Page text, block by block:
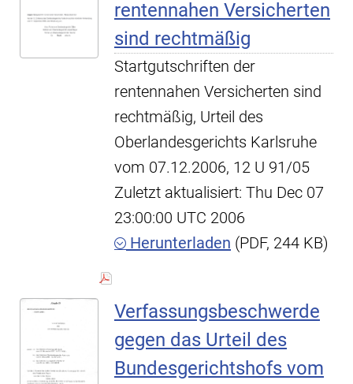
rentennahen Versicherten
sind rechtmäßig
Startgutschriften der
rentennahen Versicherten sind
rechtmäßig, Urteil des
Oberlandesgerichts Karlsruhe
vom 07.12.2006, 12 U 91/05
Zuletzt aktualisiert: Thu Dec 07
23:00:00 UTC 2006
Herunterladen (PDF, 244 KB)
Verfassungsbeschwerde
gegen das Urteil des
Bundesgerichtshofs vom